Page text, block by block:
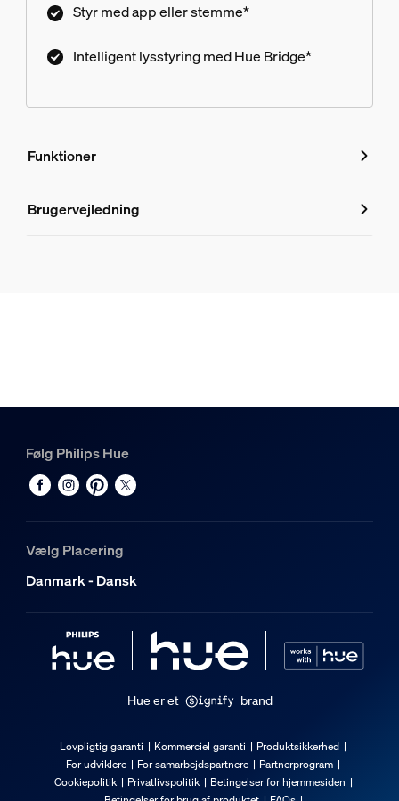
Styr med app eller stemme*
Intelligent lysstyring med Hue Bridge*
Funktioner
Funktioner
Materiale
Holdbarhed
Ekstra funktioner/tilbehør medfølger
Kan dæmpes med Hue app og switch
Integreret LED
Farvetemperatur
Brugervejledning
Følg Philips Hue
Vælg Placering
Danmark - Dansk
Hue er et brand
Lovpligtig garanti Kommerciel garanti
Produktsikkerhed
For udviklere
For samarbejdspartnere
Partnerprogram
Cookiepolitik
Privatlivspolitik
Betingelser for hjemmesiden